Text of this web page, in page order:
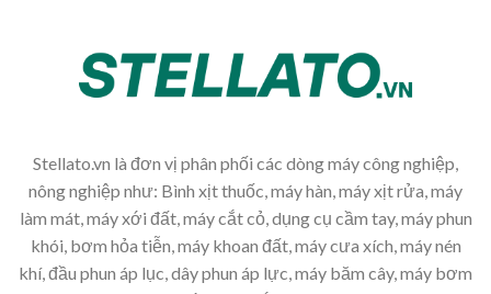
Stellato.vn là đơn vị phân phối các dòng máy công nghiệp,
nông nghiệp như: Bình xịt thuốc, máy hàn, máy xịt rửa, máy
làm mát, máy xới đất, máy cắt cỏ, dụng cụ cầm tay, máy phun
khói, bơm hỏa tiễn, máy khoan đất, máy cưa xích, máy nén
khí, đầu phun áp lục, dây phun áp lực, máy băm cây, máy bơm